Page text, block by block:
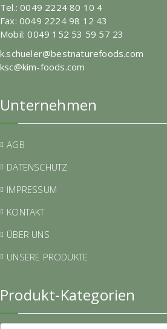
Tel.: 0049 2224 80 10 4
Fax: 0049 2224 98 12 43
Mobil: 0049 152 53 59 57 23
k.schueler@bestnaturefoods.com
ksc@kim-foods.com
Unternehmen
AGB
DATENSCHUTZ
IMPRESSUM
KONTAKT
ÜBER UNS
UNSERE PRODUKTE
Produkt-Kategorien